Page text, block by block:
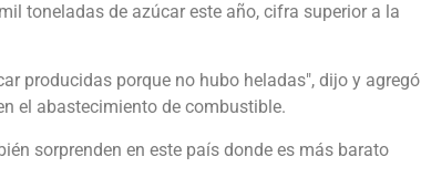
toneladas de azúcar este año, cifra superior a la
producidas porque no hubo heladas", dijo y agregó
el abastecimiento de combustible.
sorprenden en este país donde es más barato